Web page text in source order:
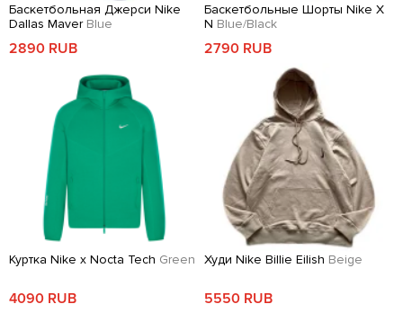
Баскетбольная Джерси Nike
Dallas Maver Blue
2890 RUB
Баскетбольные Шорты Nike X
N Blue/Black
2790 RUB
Куртка Nike x Nocta Tech Green
4090 RUB
Худи Nike Billie Eilish Beige
5550 RUB